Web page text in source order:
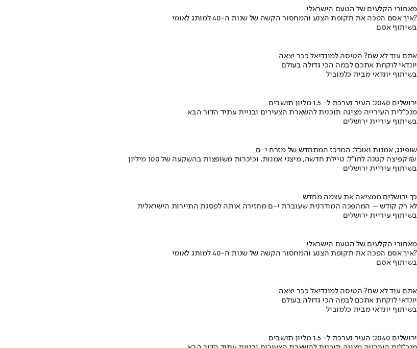
מאחורי הקלעים של הטעם הישראלי
איך אסם הפכה את תקופת הצנע והמחסור הקשה של שנות ה-40 למותג לאומי?
בשיתוף אסם
אתם עוד לא שם? הטיסה למונדיאל כבר יצאה
יונדאי לוקחת אתכם לבמה הכי גדולה בעולם
בשיתוף יונדאי מבית כלמוביל
ירושלים 2040: העיר נערכת ל- 1.5 מליון תושבים
מנכ"לית העירייה מציגה תוכנית להשארת הצעירים ובניית עתיד הדור הבא
בשיתוף עיריית ירושלים
שופינג, אמנות ואוכל: המרכז המתחדש של מזרח י-ם
קפיצה קטנה לחו"ל: טיילת חדשה, מיצגי אמנות, וכיכרות משופצות בהשקעה של 100 מיליון ₪
בשיתוף עיריית ירושלים
כך ירושלים ממציאה את עצמה מחדש
לא רק קודש – המהפכה המודרנית שעוברת י-ם מחזירה אותה לפסגת התיירות הישראלית
בשיתוף עיריית ירושלים
מאחורי הקלעים של הטעם הישראלי
איך אסם הפכה את תקופת הצנע והמחסור הקשה של שנות ה-40 למותג לאומי?
בשיתוף אסם
אתם עוד לא שם? הטיסה למונדיאל כבר יצאה
יונדאי לוקחת אתכם לבמה הכי גדולה בעולם
בשיתוף יונדאי מבית כלמוביל
ירושלים 2040: העיר נערכת ל- 1.5 מליון תושבים